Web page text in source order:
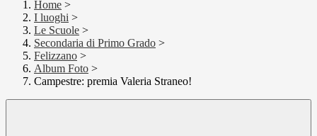
Home >
I luoghi >
Le Scuole >
Secondaria di Primo Grado >
Felizzano >
Album Foto >
Campestre: premia Valeria Straneo!